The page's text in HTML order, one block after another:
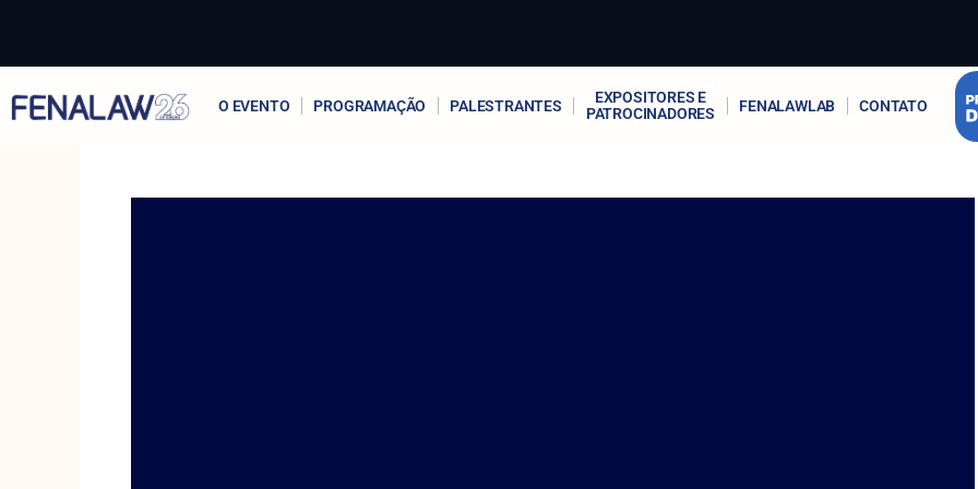
o
conteúdo
O EVENTO PROGRAMAÇÃO PALESTRANTES
EXPOSITORES E
PATROCINADORES
FENALAWLAB CONTATO